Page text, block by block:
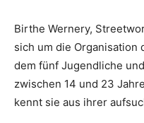
Birthe Wernery,
sich um die Organisation
dem fünf Jugendliche
zwischen 14 und 23
kennt sie aus ihrer